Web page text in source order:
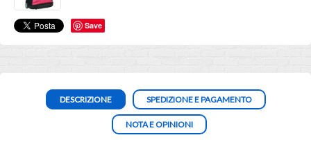
Save
DESCRIZIONE SPEDIZIONE E PAGAMENTO
NOTA E OPINIONI